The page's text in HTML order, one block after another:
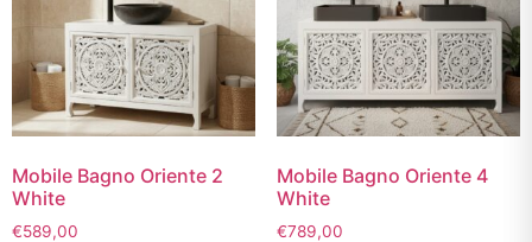
Mobile Bagno Oriente 2
White
€589,00
Mobile Bagno Oriente 4
White
€789,00